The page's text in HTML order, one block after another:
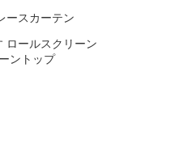
ースカーテン
ロールスクリーン
ントップ